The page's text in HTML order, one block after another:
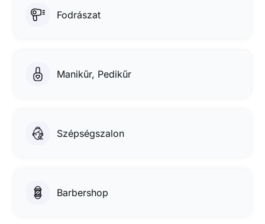
Fodrászat
Manikűr, Pedikűr
Szépségszalon
Barbershop